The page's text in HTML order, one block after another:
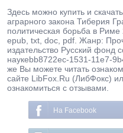
Здесь можно купить и
аграрного закона Тиберия
политическая борьба в Риме
epub, txt, doc, pdf. Жанр:
издательство Русский фонд
наукеbb8722ec-1531-11e7-
же Вы можете читать
сайте LibFox.Ru (ЛибФокс)
ознакомиться с отзывами.
На Facebook